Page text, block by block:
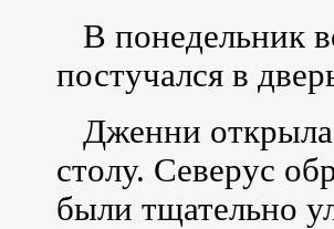
В понедельник
постучался в
Дженни открыла
столу. Северус
были тщательно